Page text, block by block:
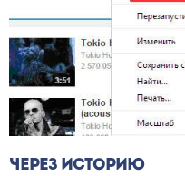
ЧЕРЕЗ ИСТОРИЮ